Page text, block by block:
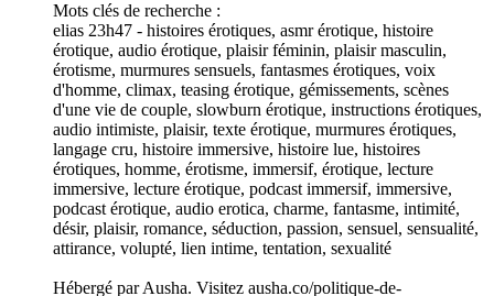
Mots clés de recherche :
elias 23h47 - histoires érotiques, asmr érotique, histoire
érotique, audio érotique, plaisir féminin, plaisir masculin,
érotisme, murmures sensuels, fantasmes érotiques, voix
d'homme, climax, teasing érotique, gémissements, scènes
d'une vie de couple, slowburn érotique, instructions érotiques,
audio intimiste, plaisir, texte érotique, murmures érotiques,
langage cru, histoire immersive, histoire lue, histoires
érotiques, homme, érotisme, immersif, érotique, lecture
immersive, lecture érotique, podcast immersif, immersive,
podcast érotique, audio erotica, charme, fantasme, intimité,
désir, plaisir, romance, séduction, passion, sensuel, sensualité,
attirance, volupté, lien intime, tentation, sexualité
Hébergé par Ausha. Visitez ausha.co/politique-de-